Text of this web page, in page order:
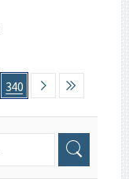
340